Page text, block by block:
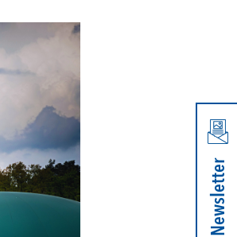
Newsletter